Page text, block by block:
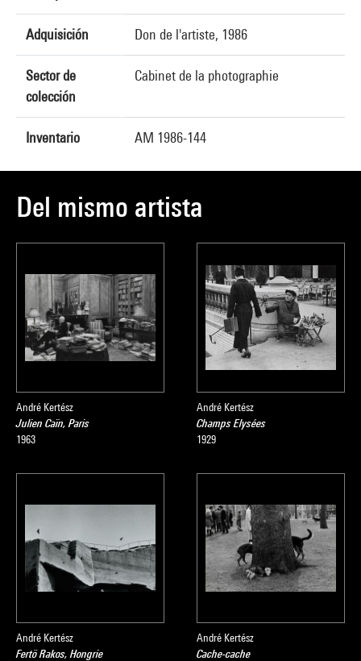
Adquisición Don de l'artiste, 1986
Sector de
colección
Cabinet de la photographie
Inventario AM 1986-144
Del mismo artista
André Kertész
Julien Caïn, Paris
1963
André Kertész
Champs Elysées
1929
André Kertész
Fertö Rakos, Hongrie
André Kertész
Cache-cache